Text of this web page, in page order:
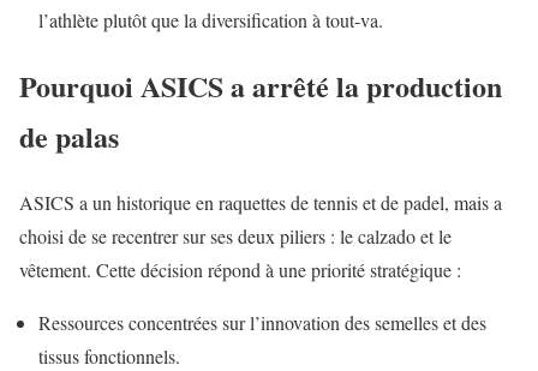
l’athlète plutôt que la diversification à tout-va.
Pourquoi ASICS a arrêté la production
de palas
ASICS a un historique en raquettes de tennis et de padel, mais a
choisi de se recentrer sur ses deux piliers : le calzado et le
vêtement. Cette décision répond à une priorité stratégique :
Ressources concentrées sur l’innovation des semelles et des
tissus fonctionnels.